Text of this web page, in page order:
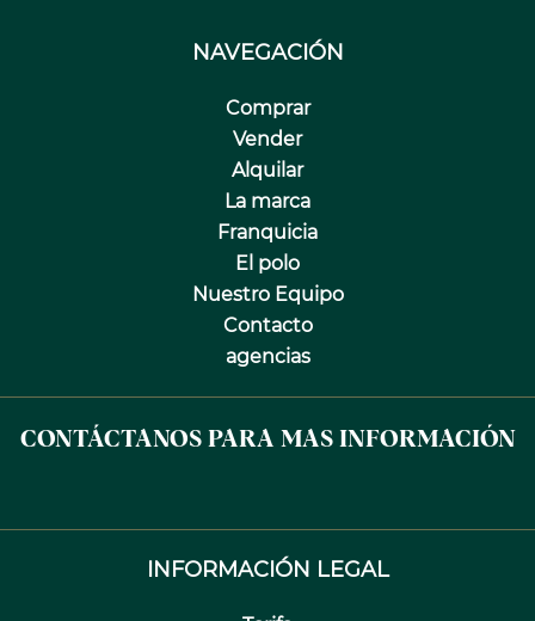
NAVEGACIÓN
Comprar
Vender
Alquilar
La marca
Franquicia
El polo
Nuestro Equipo
Contacto
agencias
CONTÁCTANOS PARA MAS INFORMACIÓN
INFORMACIÓN LEGAL